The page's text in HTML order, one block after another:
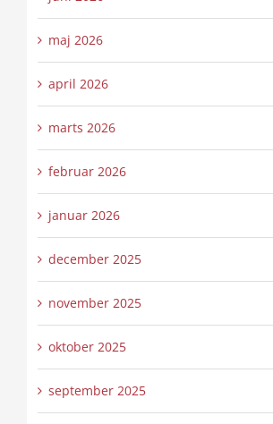
maj 2026
april 2026
marts 2026
februar 2026
januar 2026
december 2025
november 2025
oktober 2025
september 2025